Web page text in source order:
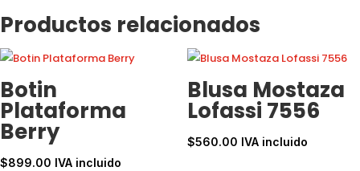
Productos relacionados
Botin
Plataforma
Berry
$899.00 IVA incluido
Blusa Mostaza
Lofassi 7556
$560.00 IVA incluido